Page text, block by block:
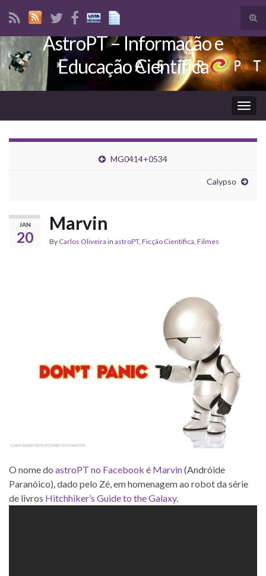
Search for:
AstroPT – Informação e
Educação Científica
MG0414+0534
Calypso
JAN
20
Marvin
By Carlos Oliveira in astroPT, Ficção Científica, Filmes
O nome do astroPT no Facebook é Marvin(Andróide
Paranóico), dado pelo Zé, em homenagem ao robot da série
de livros Hitchhiker’s Guide to the Galaxy.